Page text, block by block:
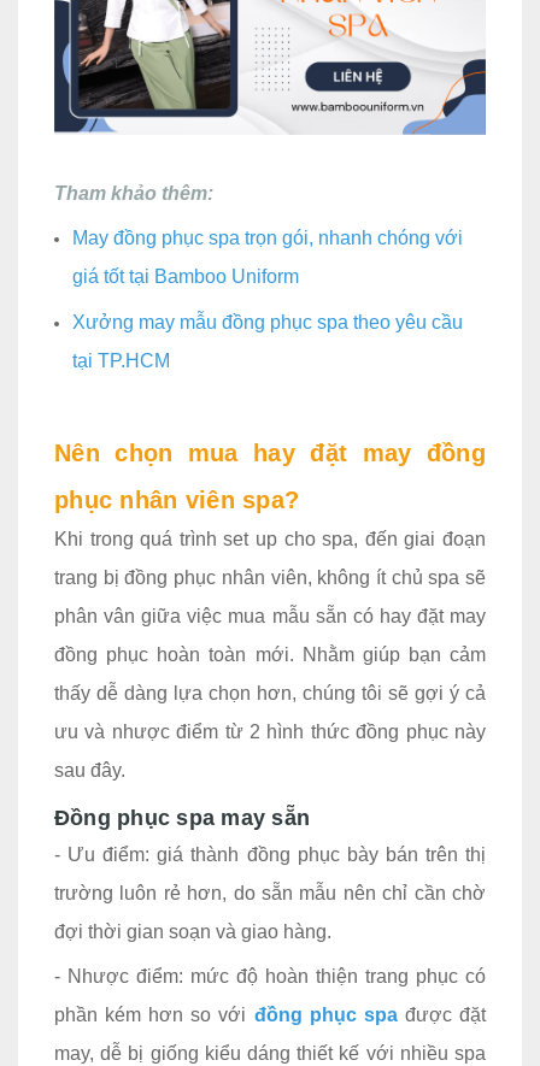
Tham khảo thêm:
May đồng phục spa trọn gói, nhanh chóng với
giá tốt tại Bamboo Uniform
Xưởng may mẫu đồng phục spa theo yêu cầu
tại TP.HCM
Nên chọn mua hay đặt may đồng
phục nhân viên spa?
Khi trong quá trình set up cho spa, đến giai đoạn
trang bị đồng phục nhân viên, không ít chủ spa sẽ
phân vân giữa việc mua mẫu sẵn có hay đặt may
đồng phục hoàn toàn mới. Nhằm giúp bạn cảm
thấy dễ dàng lựa chọn hơn, chúng tôi sẽ gợi ý cả
ưu và nhược điểm từ 2 hình thức đồng phục này
sau đây.
Đồng phục spa may sẵn
- Ưu điểm: giá thành đồng phục bày bán trên thị
trường luôn rẻ hơn, do sẵn mẫu nên chỉ cần chờ
đợi thời gian soạn và giao hàng.
- Nhược điểm: mức độ hoàn thiện trang phục có
phần kém hơn so với đồng phục spađược đặt
may, dễ bị giống kiểu dáng thiết kế với nhiều spa